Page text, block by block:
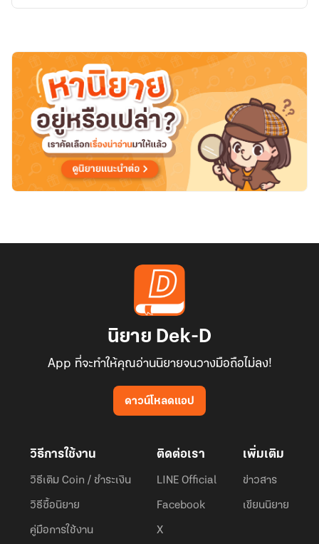
นิยาย Dek-D
App ที่จะทำให้คุณอ่านนิยายจนวางมือถือไม่ลง!
ดาวน์โหลดแอป
วิธีการใช้งาน
วิธีเติม Coin / ชำระเงิน
วิธีซื้อนิยาย
คู่มือการใช้งาน
ติดต่อเรา
LINE Official
Facebook
X
เพิ่มเติม
ข่าวสาร
เขียนนิยาย